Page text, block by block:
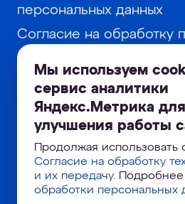
Мы используем
сервис аналитики
Яндекс.Метрика для
улучшения работы
Продолжая использовать
Согласие на обработку
и их передачу.
обработки персональных
персональных данных
Согласие на обработку
данных
Согласие на получение
информации (в том
рекламной рассылки)
Согласие на
Яндекс.Метрика и